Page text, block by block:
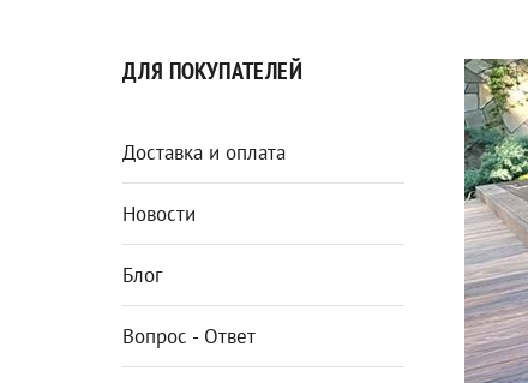
ДЛЯ ПОКУПАТЕЛЕЙ
Доставка и оплата
Новости
Блог
Вопрос - Ответ